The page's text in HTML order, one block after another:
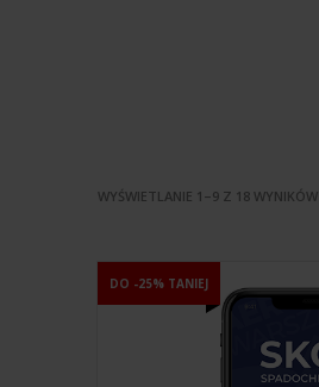
WYŚWIETLANIE 1–9 Z 18 WYNIKÓW
DO -25% TANIEJ